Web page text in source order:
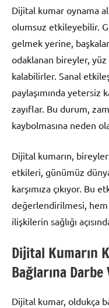
Dijital kumar oynama
olumsuz etkileyebilir.
gelmek yerine,
odaklanan bireyler,
kalabilirler. Sanal
paylaşımında yetersiz
zayıflar. Bu durum,
kaybolmasına neden
Dijital kumarın,
etkileri, günümüz
karşımıza çıkıyor. Bu
değerlendirilmesi,
ilişkilerin sağlığı
Dijital Kumarın
Bağlarına
Dijital kumar, oldukça